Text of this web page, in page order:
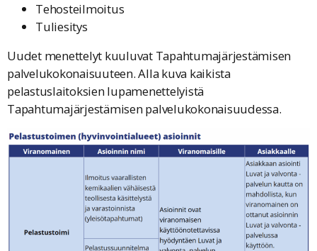
Tehosteilmoitus
Tuliesitys
Uudet menettelyt kuuluvat Tapahtumajärjestämisen
palvelukokonaisuuteen. Alla kuva kaikista
pelastuslaitoksien lupamenettelyistä
Tapahtumajärjestämisen palvelukokonaisuudessa.